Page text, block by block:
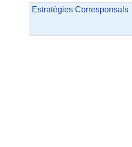
Estratègies Corresponsals